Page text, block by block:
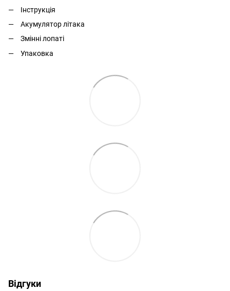
Інструкція
Акумулятор літака
Змінні лопаті
Упаковка
Відгуки